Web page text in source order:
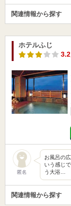
関連情報から探す
ホテルふじ
匿名
お風呂の
いう感じ
う大浴…
関連情報から探す